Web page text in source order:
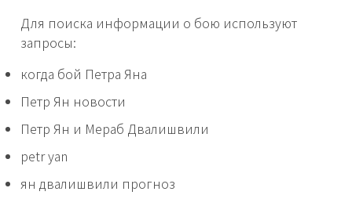
Для поиска информации о бою используют
запросы:
когда бой Петра Яна
Петр Ян новости
Петр Ян и Мераб Двалишвили
petr yan
ян двалишвили прогноз